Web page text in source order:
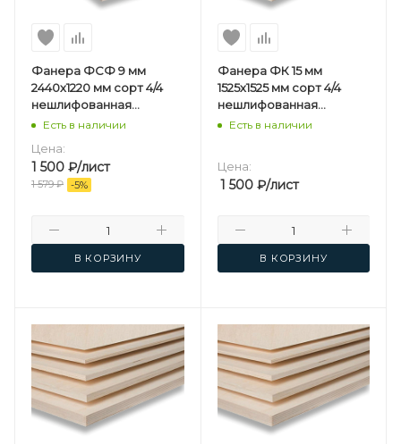
Фанера ФСФ 9 мм
2440х1220 мм сорт 4/4
нешлифованная
березовая
Есть в наличии
Цена:
1 500 ₽/лист
1 579₽ -5%
В КОРЗИНУ
Фанера ФК 15 мм
1525х1525 мм сорт 4/4
нешлифованная
березовая
Есть в наличии
Цена:
1 500₽/лист
В КОРЗИНУ